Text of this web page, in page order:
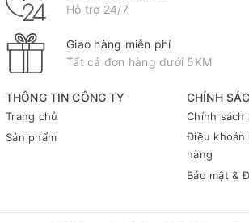
THÔNG TIN CÔNG TY
Trang chủ
Sản phẩm
CHÍNH
Chính sách
Điều khoản
hàng
Bảo mật &
Hỗ trợ 24/7
Giao hàng miễn phí
Tất cả đơn hàng dưới 5KM